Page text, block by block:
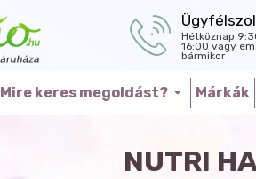
Hétköznap
16:00 vagy
bármikor
Mire keres megoldást? Márkák
NUTRI